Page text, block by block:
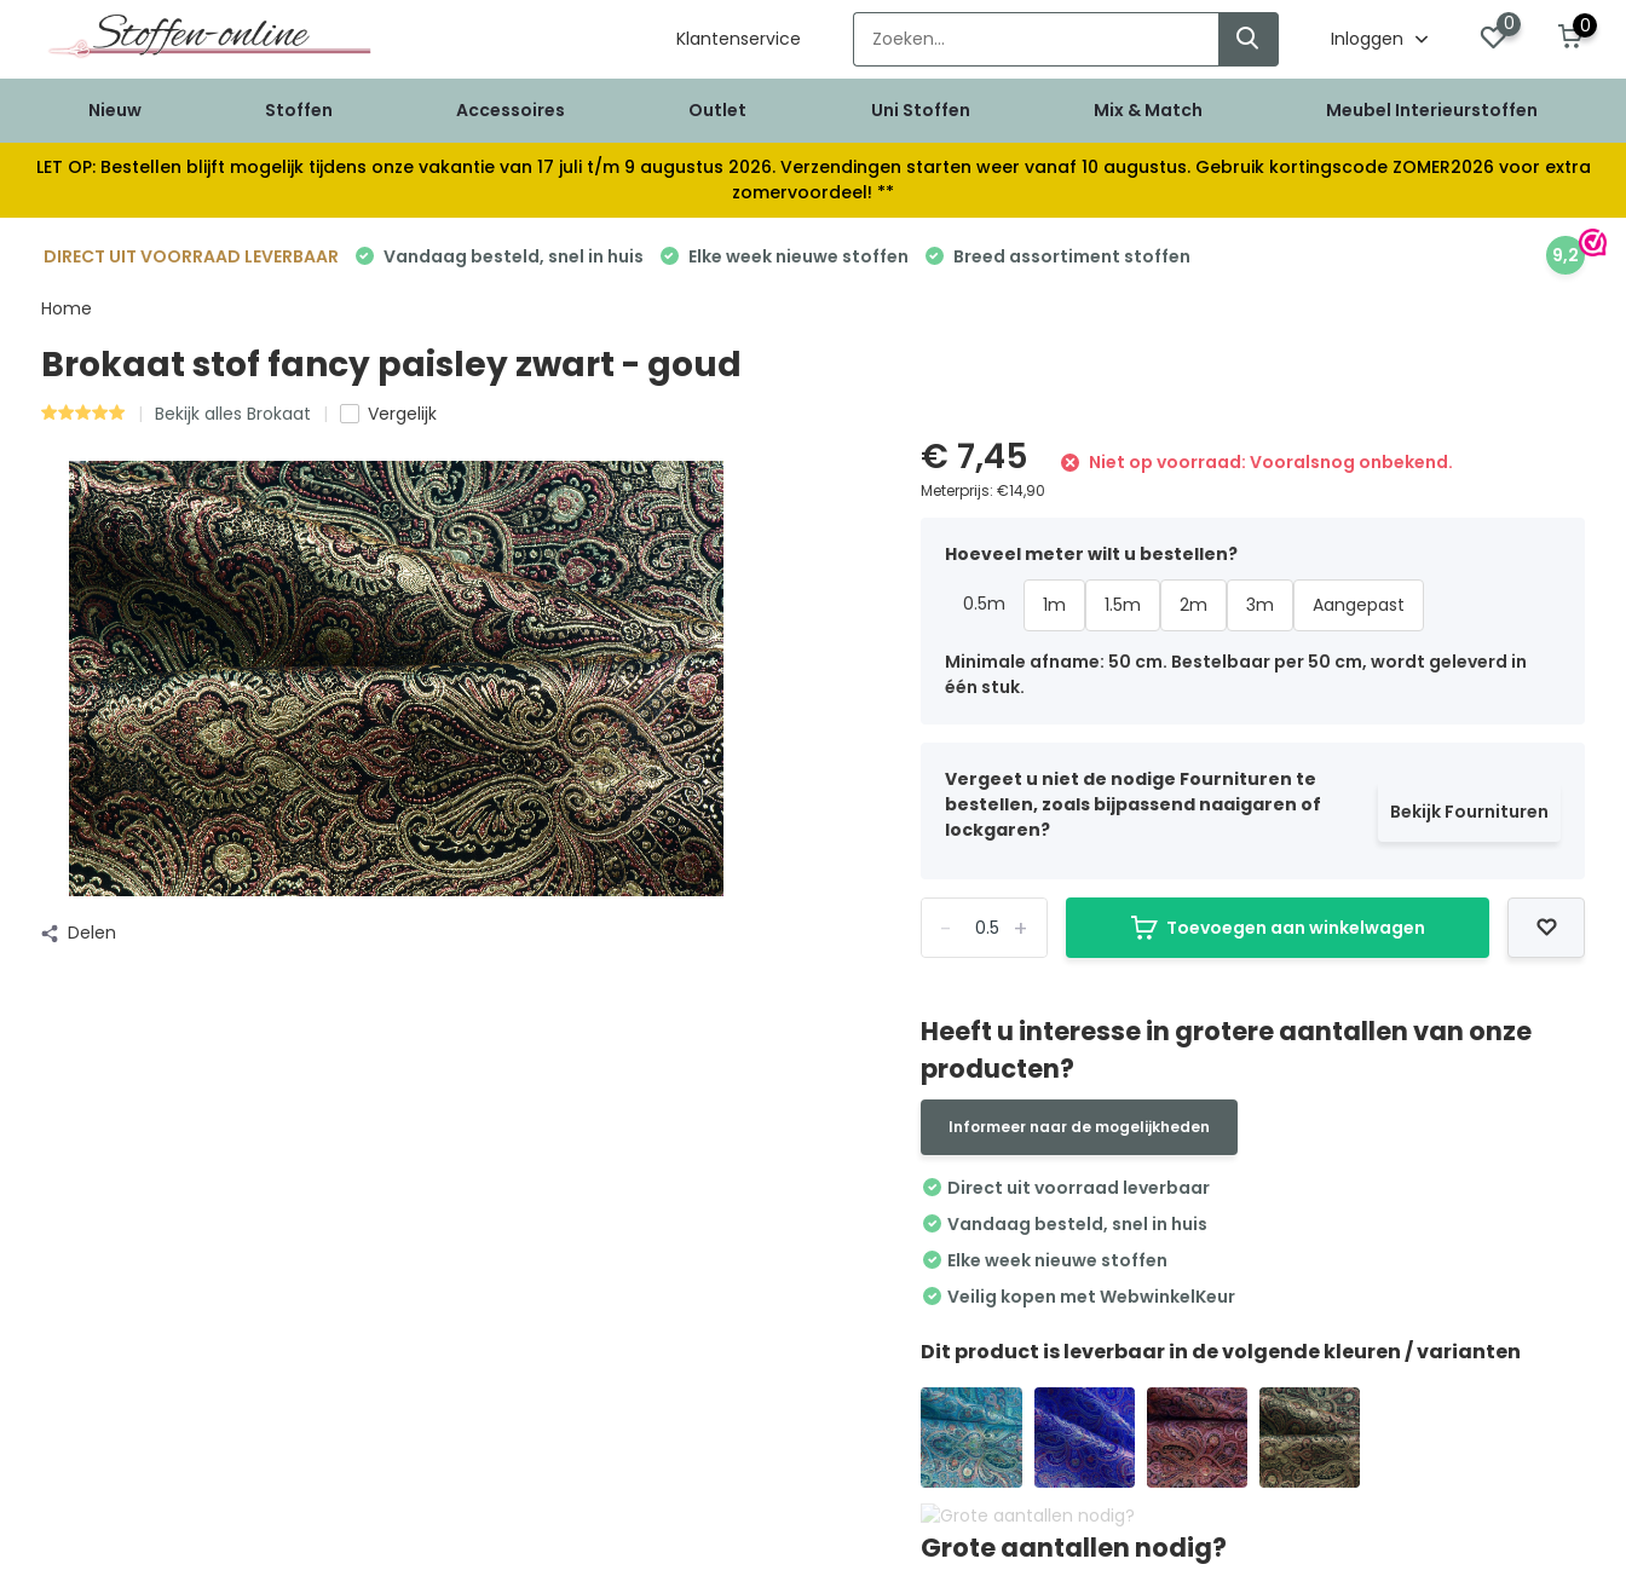
Klantenservice Inloggen
0 0
Nieuw Stoffen Accessoires Outlet Uni Stoffen Mix & Match Meubel Interieurstoffen
LET OP: Bestellen blijft mogelijk tijdens onze vakantie van 17 juli t/m 9 augustus 2026. Verzendingen starten weer vanaf 10 augustus. Gebruik kortingscode ZOMER2026 voor extra
zomervoordeel! **
DIRECT UIT VOORRAAD LEVERBAAR Vandaag besteld, snel in huis Elke week nieuwe stoffen Breed assortiment stoffen 9,2
Home
Brokaat stof fancy paisley zwart - goud
Bekijk alles Brokaat Vergelijk
Delen
€ 7,45 Niet op voorraad: Vooralsnog onbekend.
Meterprijs:€14,90
Hoeveel meter wilt u bestellen?
0.5m 1m 1.5m 2m 3m Aangepast
Minimale afname: 50 cm. Bestelbaar per 50 cm, wordt geleverd in
één stuk.
Vergeet u niet de nodige Fournituren te
bestellen, zoals bijpassend naaigaren of
lockgaren?
Bekijk Fournituren
+
- Toevoegen aan winkelwagen
Heeft u interesse in grotere aantallen van onze
producten?
Informeer naar de mogelijkheden
Direct uit voorraad leverbaar
Vandaag besteld, snel in huis
Elke week nieuwe stoffen
Veilig kopen met WebwinkelKeur
Dit product is leverbaar in de volgende kleuren / varianten
Grote aantallen nodig?